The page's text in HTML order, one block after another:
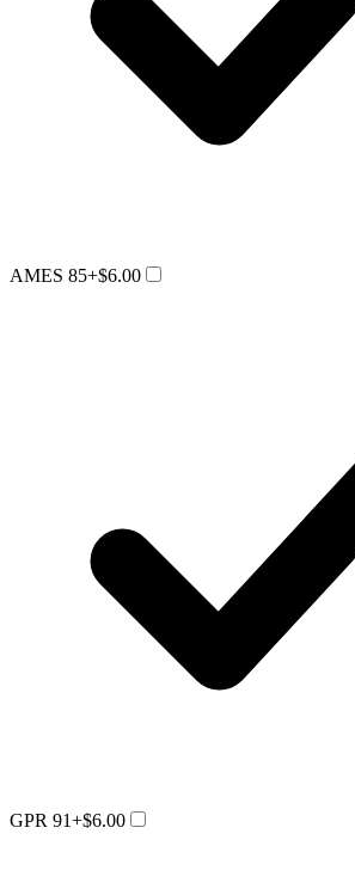
AMES 85+$6.00
GPR 91+$6.00